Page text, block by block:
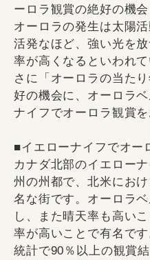
ーロラ観賞の絶好の機
オーロラの発生は太陽
活発なほど、強い光を
率が高くなるといわれ
さに「オーロラの当た
好の機会に、オーロラ
ナイフでオーロラ観賞を
■イエローナイフでオー
カナダ北部のイエロー
州の州都で、北米にお
名な街です。オーロラ
し、また晴天率も高い
率が高いことで有名で
統計で90％以上の観賞